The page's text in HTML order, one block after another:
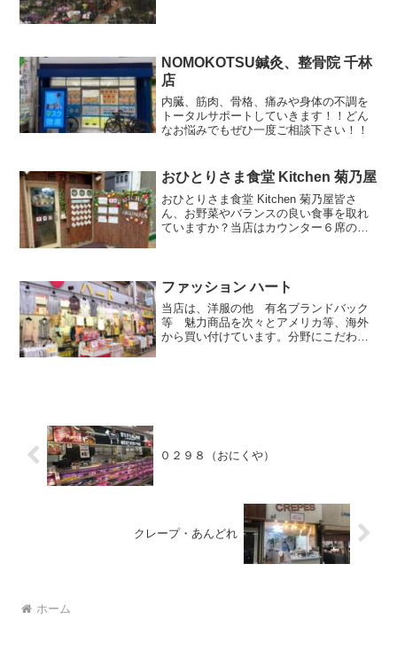
NOMOKOTSU鍼灸、整骨院 千林
店
内臓、筋肉、骨格、痛みや身体の不調を
トータルサポートしていきます！！どん
なお悩みでもぜひ一度ご相談下さい！！
おひとりさま食堂 Kitchen 菊乃屋
おひとりさま食堂 Kitchen 菊乃屋皆さ
ん、お野菜やバランスの良い食事を取れ
ていますか？当店はカウンター６席のお
洋・中を問わず、...
ファッション ハート
当店は、洋服の他 有名ブランドバック
等 魅力商品を次々とアメリカ等、海外
から買い付けています。分野にこだわら
０２９８（おにくや）
クレープ・あんどれ
ホーム